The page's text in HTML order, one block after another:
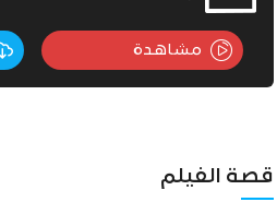
مشاهدة
قصة الفيلم